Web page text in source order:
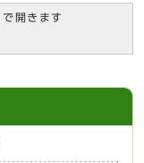
開きます